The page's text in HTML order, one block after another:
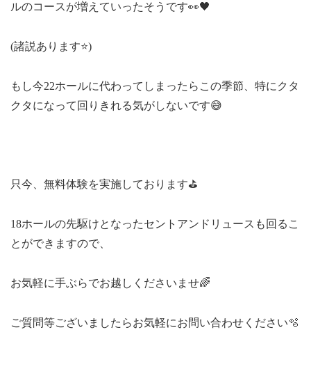
ルのコースが増えていったそうです👀🖤
(諸説あります⭐)
もし今22ホールに代わってしまったらこの季節、特にクタ
クタになって回りきれる気がしないです😅
只今、無料体験を実施しております⛳
18ホールの先駆けとなったセントアンドリュースも回るこ
とができますので、
お気軽に手ぶらでお越しくださいませ🌈
ご質問等ございましたらお気軽にお問い合わせください🫧